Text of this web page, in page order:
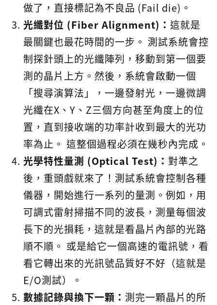
做了，直接標記為不良品 (Fail die)。
光纖對位 (Fiber Alignment)： 這就是
最關鍵也最花時間的一步。 測試系統會控
制探針頭上的光纖陣列，移動到第一個要
測的晶片上方。然後，系統會啟動一個
「搜尋演算法」，一邊發射光，一邊微調
光纖在X、Y、Z三個方向甚至角度上的位
置，直到接收端的功率計收到最大的光功
率為止。 這整個過程必須在幾秒內完成。
光學特性量測 (Optical Test)： 對準之
後，重頭戲就來了！測試系統會控制各種
儀器，開始進行一系列的量測。例如，用
可調式雷射掃描不同的波長，測量每個波
長下的光損耗，這就是看晶片內部的光路
順不順。 或是給它一個高速的電訊號，看
看它轉出來的光訊號品質好不好（這就是
E/O測試）。
數據記錄與換下一顆： 測完一顆晶片的所